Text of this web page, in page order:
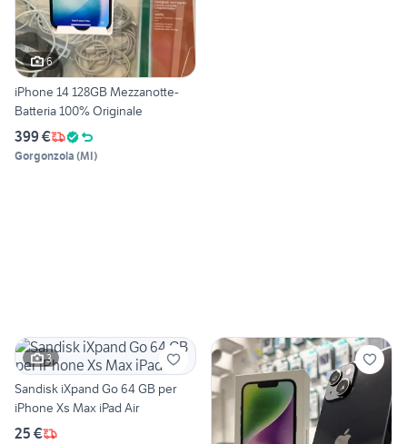
6
iPhone 14 128GB Mezzanotte-
Batteria 100% Originale
399 €
Gorgonzola (MI)
3
Sandisk iXpand Go 64 GB per
iPhone Xs Max iPad Air
25 €